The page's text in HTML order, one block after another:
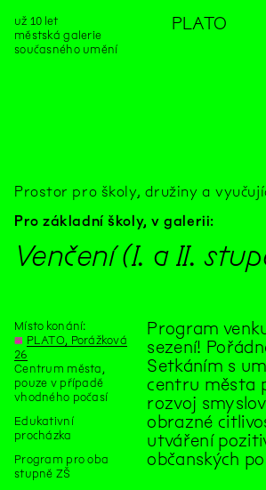
už 10 let
městská galerie
současného umění
PLATO
Prostor pro školy, družiny a
Pro základní školy,v galerii:
Venčení (I. a II.
Místo konání:
◊ PLATO, Porážková
26
Centrum města,
pouze v případě
vhodného počasí
Edukativní
procházka
Program pro oba
stupně ZŠ
Program
sezení!
Setkáním s
centru města
rozvoj
obrazné
utváření
občanských